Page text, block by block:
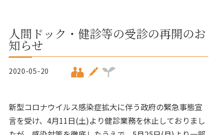
人間ドック・健診等の受診の再開のお
知らせ
2020-05-20
新型コロナウイルス感染症拡大に伴う政府の緊急事態宣
言を受け、4月11日(土)より健診業務を休止しておりまし